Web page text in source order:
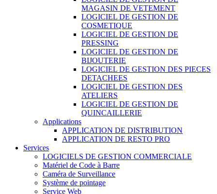
MAGASIN DE VETEMENT
LOGICIEL DE GESTION DE
COSMETIQUE
LOGICIEL DE GESTION DE
PRESSING
LOGICIEL DE GESTION DE
BIJOUTERIE
LOGICIEL DE GESTION DES PIECES
DETACHEES
LOGICIEL DE GESTION DES
ATELIERS
LOGICIEL DE GESTION DE
QUINCAILLERIE
Applications
APPLICATION DE DISTRIBUTION
APPLICATION DE RESTO PRO
Services
LOGICIELS DE GESTION COMMERCIALE
Matériel de Code à Barre
Caméra de Surveillance
Système de pointage
Service Web